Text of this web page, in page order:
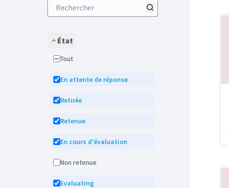
État
Tout
En attente de réponse
Retirée
Retenue
En cours d'évaluation
Non retenue
Evaluating